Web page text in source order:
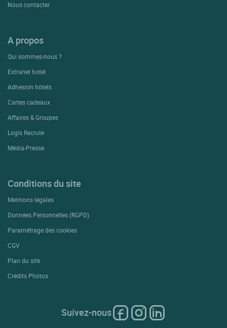
Nous contacter
A propos
Qui sommes-nous ?
Extranet hotel
Adhésion hôtels
Cartes cadeaux
Affaires & Groupes
Logis Recrute
Média-Presse
Conditions du site
Mentions légales
Données Personnelles (RGPD)
Paramétrage des cookies
CGV
Plan du site
Crédits Photos
Suivez-nous